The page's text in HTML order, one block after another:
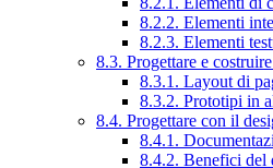
8.2.2. Elementi
8.2.3. Elementi
8.3. Progettare e
8.3.1. Layout di
8.3.2. Prototipi in
8.4. Progettare con il
8.4.1.
8.4.2. Benefici del